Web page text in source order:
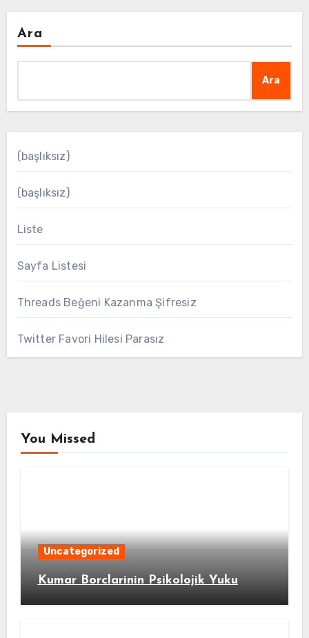
Ara
Ara
(başlıksız)
(başlıksız)
Liste
Sayfa Listesi
Threads Beğeni Kazanma Şifresiz
Twitter Favori Hilesi Parasız
You Missed
Uncategorized
Kumar Borclarinin Psikolojik Yuku